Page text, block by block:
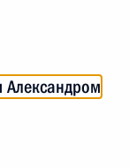
Александром